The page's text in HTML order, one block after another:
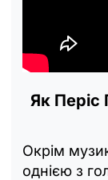
Як Періс
Окрім
однією з